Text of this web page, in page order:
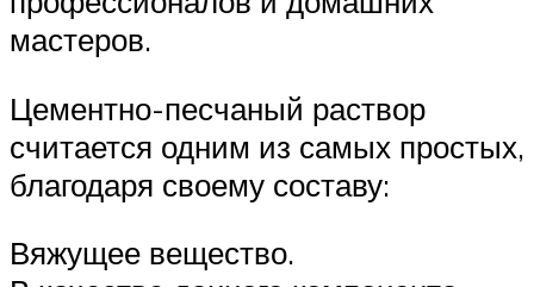
мастеров.
Цементно-песчаный раствор
считается одним из самых простых,
благодаря своему составу:
Вяжущее вещество.